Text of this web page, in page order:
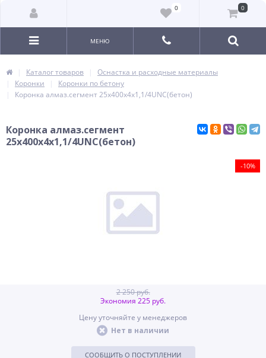
0 0
МЕНЮ
Каталог товаров
Оснастка и расходные материалы
Коронки
Коронки по бетону
Коронка алмаз.сегмент 25x400х4x1,1/4UNC(бетон)
Коронка алмаз.сегмент
25x400х4x1,1/4UNC(бетон)
-10%
2 250 руб.
Экономия 225 руб.
Цену уточняйте у менеджеров
Нет в наличии
СООБЩИТЬ О ПОСТУПЛЕНИИ